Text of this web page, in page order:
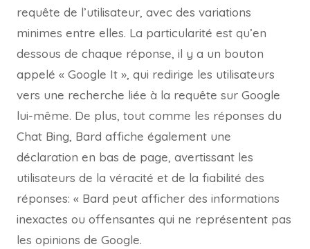
requête de l’utilisateur, avec des variations
minimes entre elles. La particularité est qu’en
dessous de chaque réponse, il y a un bouton
appelé « Google It », qui redirige les utilisateurs
vers une recherche liée à la requête sur Google
lui-même. De plus, tout comme les réponses du
Chat Bing, Bard affiche également une
déclaration en bas de page, avertissant les
utilisateurs de la véracité et de la fiabilité des
réponses: « Bard peut afficher des informations
inexactes ou offensantes qui ne représentent pas
les opinions de Google.